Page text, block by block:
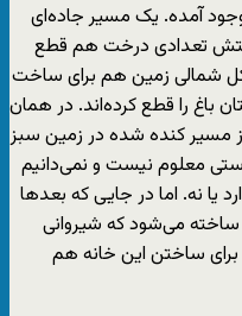
به وجود آمده. یک مسیر جاده‌ای
تعدادی درخت هم قطع
شمالی زمین هم برای ساخت
باغ را قطع کرده‌اند. در همان
از مسیر کنده شده در زمین سبز
معلوم نیست و نمی‌دانیم
یا نه. اما در جایی که بعدها
ساخته می‌شود که شیروانی
برای ساختن این خانه هم